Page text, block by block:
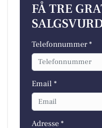
FÅ TRE
Telefonnummer *
Email *
Adresse *